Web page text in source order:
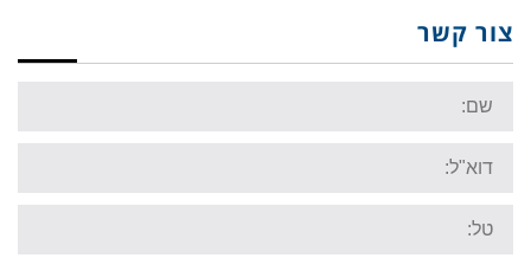
צור קשר
Name:
Email:
Tel: